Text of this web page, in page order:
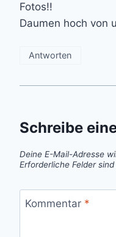
Fotos!!
Daumen hoch von
Antworten
Schreibe
Deine E-Mail-Adresse
Erforderliche Felder
Kommentar *